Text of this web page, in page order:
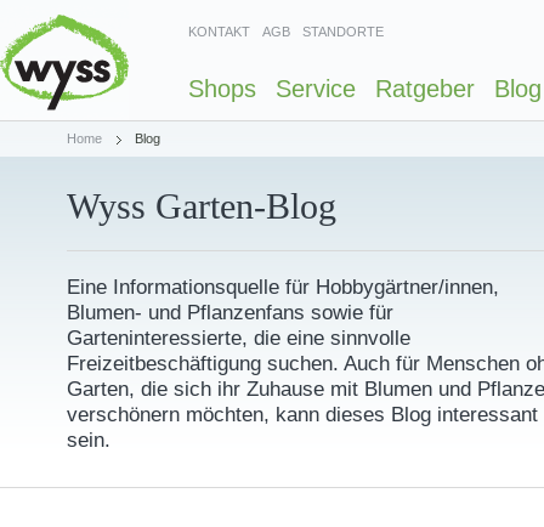
KONTAKT AGB STANDORTE
Shops Service Ratgeber Blog
Home Blog
Wyss Garten-Blog
Eine Informationsquelle für Hobbygärtner/innen,
Blumen- und Pflanzenfans sowie für
Garteninteressierte, die eine sinnvolle
Freizeitbeschäftigung suchen. Auch für Menschen
Garten, die sich ihr Zuhause mit Blumen und
verschönern möchten, kann dieses Blog interessant
sein.